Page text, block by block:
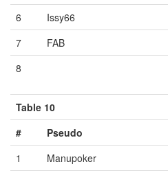
6
Issy66
7
FAB
8
Table 10
#
Pseudo
1
Manupoker